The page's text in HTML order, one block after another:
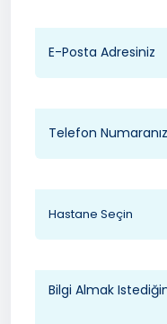
Hastane Seçin